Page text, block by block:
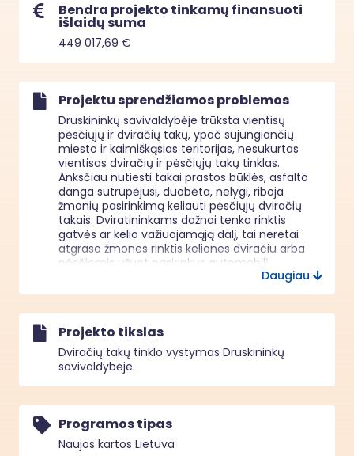
Bendra projekto tinkamų finansuoti
išlaidų suma
449 017,69 €
Projektu sprendžiamos problemos
Druskininkų savivaldybėje trūksta vientisų
pėsčiųjų ir dviračių takų, ypač sujungiančių
miesto ir kaimiškąsias teritorijas, nesukurtas
vientisas dviračių ir pėsčiųjų takų tinklas.
Anksčiau nutiesti takai prastos būklės, asfalto
danga sutrupėjusi, duobėta, nelygi, riboja
žmonių pasirinkimą keliauti pėsčiųjų dviračių
takais. Dviratininkams dažnai tenka rinktis
gatvės ar kelio važiuojamąją dalį, tai neretai
atgraso žmones rinktis keliones dviračiu arba
pėsčiomis užuot pasirinkus automobilį.
Nepakankamai užtikrinamas saugus eismas
pėstiesiems ir dviratininkams sąlygoja tai, kad
Projektu sprendžiama problema -
nepakankamai išvystytas vientisas pėsčiųjų ir
dviračių takų tinklas, ribojantis gyventojų ir
svečių galimybes susisiekimui naudoti
bevarikles transporto priemones (paspirtukus,
dviračius) ar keliauti pėsčiomis.
Druskininkiečių ir svečių esminiai poreikiai –
saugus ir patogus susisiekimas, sudarytos
sąlygos darniam judumui ir švari gyvenamoji
Daugiau
Projekto tikslas
Dviračių takų tinklo vystymas Druskininkų
savivaldybėje.
Programos tipas
Naujos kartos Lietuva